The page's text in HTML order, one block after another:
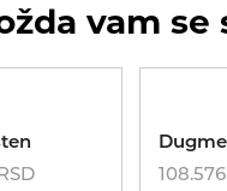
vam se